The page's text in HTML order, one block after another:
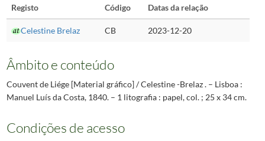
Registo Código Datas da relação
Celestine Brelaz CB 2023-12-20
Âmbito e conteúdo
Couvent de Liége [Material gráfico] / Celestine -Brelaz . – Lisboa :
Manuel Luís da Costa, 1840. – 1 litografia : papel, col. ; 25 x 34 cm.
Condições de acesso